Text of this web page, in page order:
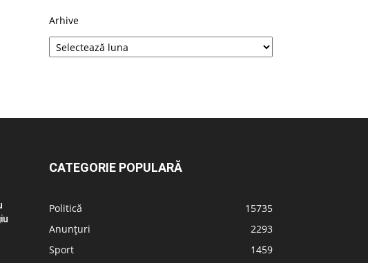
Arhive
CATEGORIE POPULARĂ
Politică
15735
Anunțuri
2293
Sport
1459